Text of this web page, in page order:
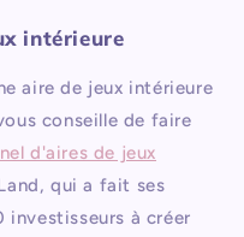
intérieure
aire de jeux intérieure
conseille de faire
d'aires de jeux
qui a fait ses
investisseurs à créer